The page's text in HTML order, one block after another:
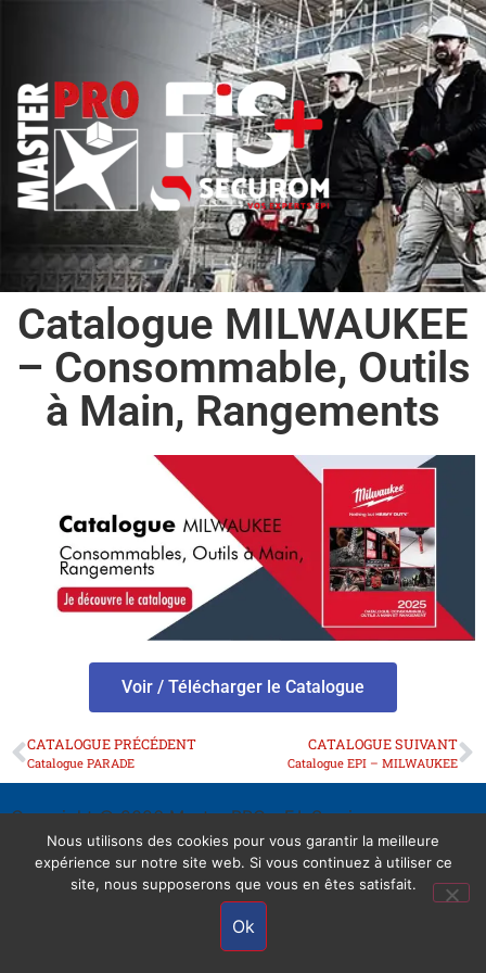
Catalogue MILWAUKEE
– Consommable, Outils
à Main, Rangements
Voir / Télécharger le Catalogue
CATALOGUE PRÉCÉDENT
Catalogue PARADE
CATALOGUE SUIVANT
Catalogue EPI – MILWAUKEE
Copyright © 2026 Master PRO - F.I. Services +
Mentions Légales
Nous utilisons des cookies pour vous garantir la meilleure
expérience sur notre site web. Si vous continuez à utiliser ce
site, nous supposerons que vous en êtes satisfait.
Ok